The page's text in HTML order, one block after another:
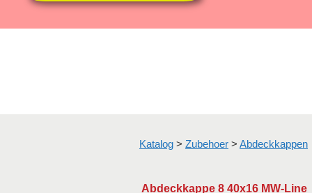
Katalog > Zubehoer > Abdeckkappen
Abdeckkappe 8 40x16 MW-Line